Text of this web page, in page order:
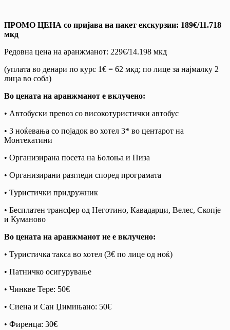
ПРОМО ЦЕНА со пријава на пакет екскурзии: 189€/11.718
мкд
Редовна цена на аранжманот: 229€/14.198 мкд
(уплата во денари по курс 1€ = 62 мкд; по лице за најмалку 2
лица во соба)
Во цената на аранжманот е вклучено:
• Автобуски превоз со високотуристички автобус
• 3 ноќевања со појадок во хотел 3* во центарот на
Монтекатини
• Организирана посета на Болоња и Пиза
• Организирани разгледи според програмата
• Туристички придружник
• Бесплатен трансфер од Неготино, Кавадарци, Велес, Скопје
и Куманово
Во цената на аранжманот не е вклучено:
• Туристичка такса во хотел (3€ по лице од ноќ)
• Патничко осигурување
• Чинкве Тере: 50€
• Сиена и Сан Џимињано: 50€
• Фиренца: 30€